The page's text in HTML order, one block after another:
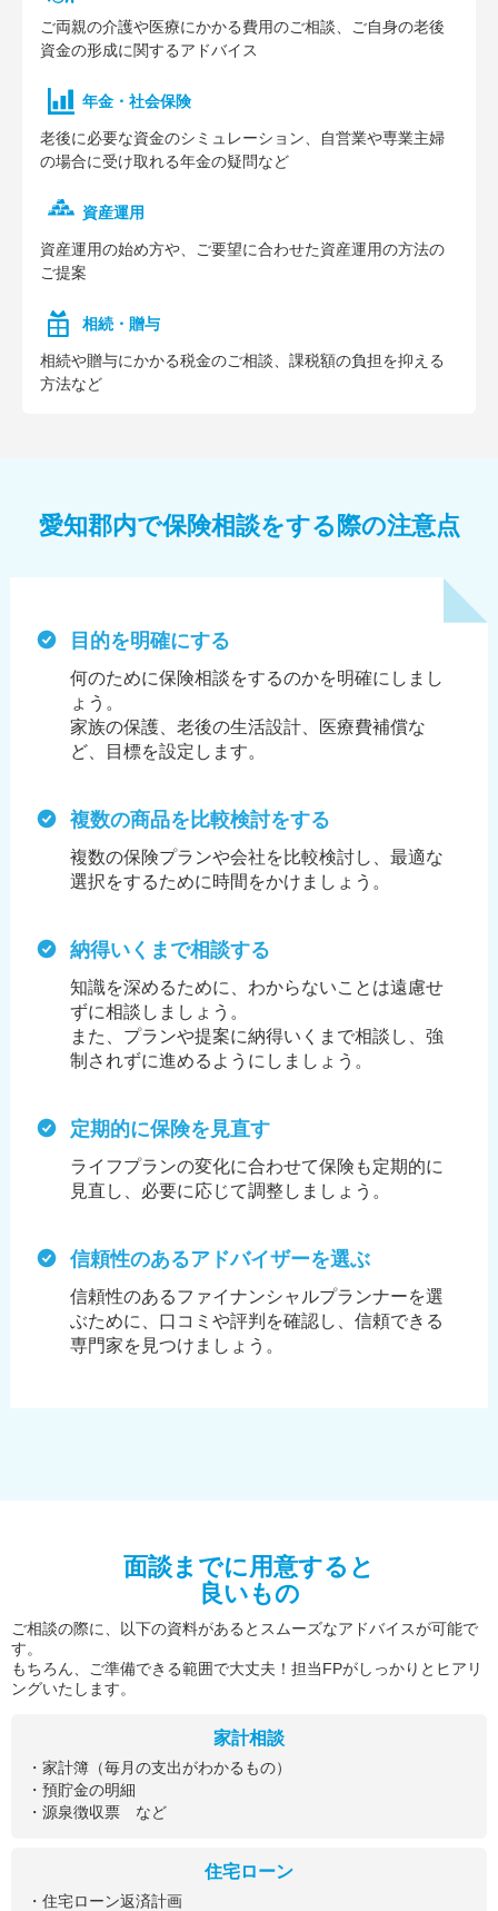
ご両親の介護や医療にかかる費⽤のご相談、ご⾃⾝の⽼後
資⾦の形成に関するアドバイス
年⾦・社会保険
⽼後に必要な資⾦のシミュレーション、⾃営業や専業主婦
の場合に受け取れる年⾦の疑問など
資産運用
資産運⽤の始め⽅や、ご要望に合わせた資産運⽤の⽅法の
ご提案
相続・贈与
相続や贈与にかかる税⾦のご相談、課税額の負担を抑える
⽅法など
愛知郡内で保険相談をする際の注意点
目的を明確にする
何のために保険相談をするのかを明確にしまし
ょう。
家族の保護、老後の生活設計、医療費補償な
ど、目標を設定します。
複数の商品を比較検討をする
複数の保険プランや会社を比較検討し、最適な
選択をするために時間をかけましょう。
納得いくまで相談する
知識を深めるために、わからないことは遠慮せ
ずに相談しましょう。
また、プランや提案に納得いくまで相談し、強
制されずに進めるようにしましょう。
定期的に保険を見直す
ライフプランの変化に合わせて保険も定期的に
見直し、必要に応じて調整しましょう。
信頼性のあるアドバイザーを選ぶ
信頼性のあるファイナンシャルプランナーを選
ぶために、 口コミや評判を確認し、信頼できる
専門家を見つけましょう。
面談までに用意すると
良いもの
ご相談の際に、以下の資料があるとスムーズなアドバイスが可能で
す。
もちろん、ご準備できる範囲で大丈夫！担当FPがしっかりとヒアリ
ングいたします。
家計相談
・家計簿（毎月の支出がわかるもの）
・預貯金の明細
・源泉徴収票 など
住宅ローン
・住宅ローン返済計画